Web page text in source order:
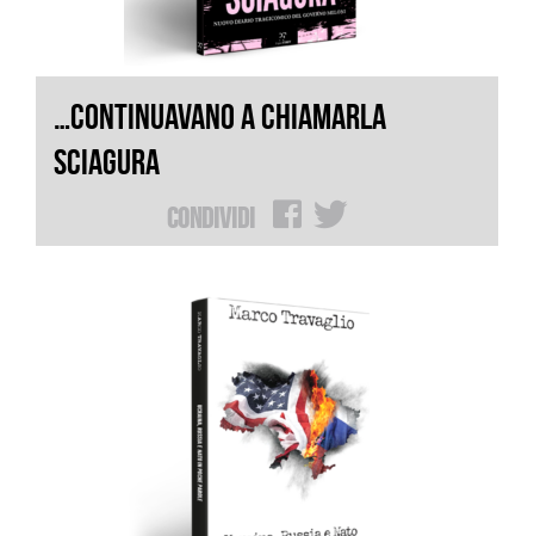
…CONTINUAVANO A CHIAMARLA
SCIAGURA
Condividi